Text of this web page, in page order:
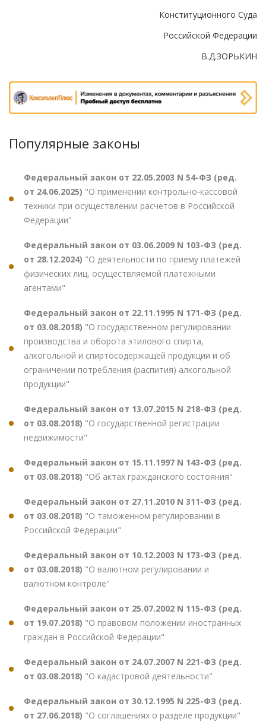
Конституционного Суда
Российской Федерации
В.Д.ЗОРЬКИН
Популярные законы
Федеральный закон от 22.05.2003 N 54-ФЗ (ред.
от 24.06.2025) "О применении контрольно-кассовой
техники при осуществлении расчетов в Российской
Федерации"
Федеральный закон от 03.06.2009 N 103-ФЗ (ред.
от 28.12.2024) "О деятельности по приему платежей
физических лиц, осуществляемой платежными
агентами"
Федеральный закон от 22.11.1995 N 171-ФЗ (ред.
от 03.08.2018) "О государственном регулировании
производства и оборота этилового спирта,
алкогольной и спиртосодержащей продукции и об
ограничении потребления (распития) алкогольной
продукции"
Федеральный закон от 13.07.2015 N 218-ФЗ (ред.
от 03.08.2018) "О государственной регистрации
недвижимости"
Федеральный закон от 15.11.1997 N 143-ФЗ (ред.
от 03.08.2018) "Об актах гражданского состояния"
Федеральный закон от 27.11.2010 N 311-ФЗ (ред.
от 03.08.2018) "О таможенном регулировании в
Российской Федерации"
Федеральный закон от 10.12.2003 N 173-ФЗ (ред.
от 03.08.2018) "О валютном регулировании и
валютном контроле"
Федеральный закон от 25.07.2002 N 115-ФЗ (ред.
от 19.07.2018) "О правовом положении иностранных
граждан в Российской Федерации"
Федеральный закон от 24.07.2007 N 221-ФЗ (ред.
от 03.08.2018) "О кадастровой деятельности"
Федеральный закон от 30.12.1995 N 225-ФЗ (ред.
от 27.06.2018) "О соглашениях о разделе продукции"